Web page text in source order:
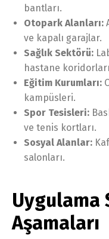
bantları.
Otopark Alanları:
ve kapalı garajlar.
Sağlık Sektörü:
hastane
Eğitim Kurumları:
kampüsleri.
Spor Tesisleri:
ve tenis kortları.
Sosyal Alanlar:
salonları.
Uygulama
Aşamaları